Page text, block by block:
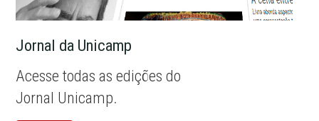
Jornal da Unicamp
Acesse todas as edições do
Jornal Unicamp.